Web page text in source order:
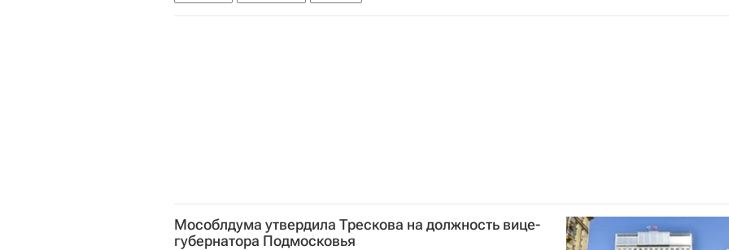
Мособлдума утвердила Трескова на должность вице-
губернатора Подмосковья